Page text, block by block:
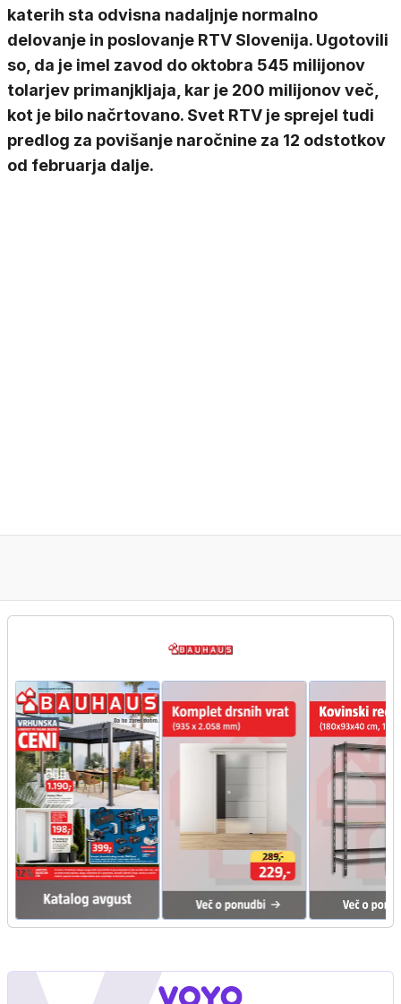
katerih sta odvisna nadaljnje normalno
delovanje in poslovanje RTV Slovenija. Ugotovili
so, da je imel zavod do oktobra 545 milijonov
tolarjev primanjkljaja, kar je 200 milijonov več,
kot je bilo načrtovano. Svet RTV je sprejel tudi
predlog za povišanje naročnine za 12 odstotkov
od februarja dalje.